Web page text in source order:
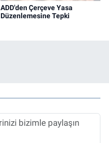
ADD'den Çerçeve Yasa
Düzenlemesine Tepki